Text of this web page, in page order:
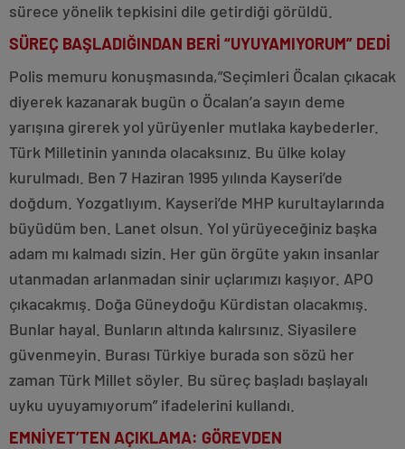
sürece yönelik tepkisini dile getirdiği görüldü.
SÜREÇ BAŞLADIĞINDAN BERİ “UYUYAMIYORUM” DEDİ
Polis memuru konuşmasında,”Seçimleri Öcalan çıkacak
diyerek kazanarak bugün o Öcalan’a sayın deme
yarışına girerek yol yürüyenler mutlaka kaybederler.
Türk Milletinin yanında olacaksınız. Bu ülke kolay
kurulmadı. Ben 7 Haziran 1995 yılında Kayseri’de
doğdum. Yozgatlıyım. Kayseri’de MHP kurultaylarında
büyüdüm ben. Lanet olsun. Yol yürüyeceğiniz başka
adam mı kalmadı sizin. Her gün örgüte yakın insanlar
utanmadan arlanmadan sinir uçlarımızı kaşıyor. APO
çıkacakmış. Doğa Güneydoğu Kürdistan olacakmış.
Bunlar hayal. Bunların altında kalırsınız. Siyasilere
güvenmeyin. Burası Türkiye burada son sözü her
zaman Türk Millet söyler. Bu süreç başladı başlayalı
uyku uyuyamıyorum” ifadelerini kullandı.
EMNİYET’TEN AÇIKLAMA: GÖREVDEN